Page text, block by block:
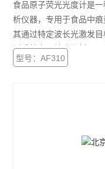
食品原子荧光光度计​​是
析仪器，专用于食品中
其通过特定波长光激发
测系统实现精准分析，
点，是食品安全检测及营
型号：AF310